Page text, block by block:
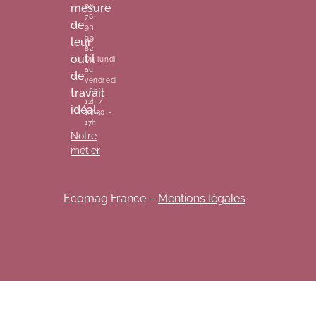
mesure
de
leur
outil
de
travail
idéal.
Notre
métier
06
76
93
99
82
Du lundi
au
vendredi
: 8h –
12h /
13h30 –
17h
Ecomag France – Mentions légales